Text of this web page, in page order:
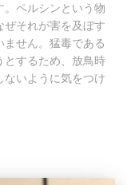
。ペルシンという物
ぜそれが害を及ぼす
せん。猛毒である
とするため、放鳥時
ないように気をつけ